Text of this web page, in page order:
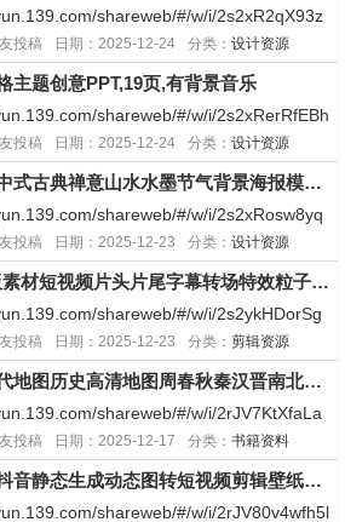
shareweb/#/w/i/2s2xR2qX93z
盘使用方法，打开应用市场下载移动云盘
复制网盘链接打开移动云盘就会自动弹出弹
存自己网盘防止失效，祝兄弟们天天开心发
投稿 日期：2025-12-24 分类： 设计资源
主题创意PPT,19页,有背景音乐
shareweb/#/w/i/2s2xRerRfEBh
使用方法，打开应用市场下载移动云盘即
制网盘链接打开移动云盘就会自动弹出弹出
自己网盘防止失效，祝兄弟们天天开心发大
投稿 日期：2025-12-24 分类： 设计资源
中国风中式古典禅意山水水墨节气背景海报模板PSD分层设计素材
shareweb/#/w/i/2s2xRosw8yq
盘使用方法，打开应用市场下载移动云盘
复制网盘链接打开移动云盘就会自动弹出弹
存自己网盘防止失效，祝兄弟们天天开心发
投稿 日期：2025-12-23 分类： 设计资源
PR模板素材短视频片头片尾字幕转场特效粒子电影背景标题素材预设
shareweb/#/w/i/2s2ykHDorSg
盘使用方法，打开应用市场下载移动云盘
复制网盘链接打开移动云盘就会自动弹出弹
存自己网盘防止失效，祝兄弟们天天开心发
投稿 日期：2025-12-23 分类： 剪辑资源
中国古代地图历史高清地图周春秋秦汉晋南北朝隋唐宋元明清电子版
shareweb/#/w/i/2rJV7KtXfaLa
使用方法，打开应用市场下载移动云盘即
制网盘链接打开移动云盘就会自动弹出没弹
览器打开链接选择APP内保存就行弹出后优
投稿 日期：2025-12-17 分类： 书籍资料
风景AI抖音静态生成动态图转短视频剪辑壁纸制作教程图片绿幕素材
shareweb/#/w/i/2rJV80v4wfh5l